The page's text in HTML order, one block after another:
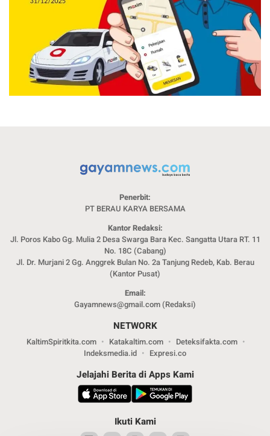
Penerbit:
PT BERAU KARYA BERSAMA
Kantor Redaksi:
Jl. Poros Kabo Gg. Mulia 2 Desa Swarga Bara Kec. Sangatta Utara RT. 11
No. 18C (Cabang)
Jl. Dr. Murjani 2 Gg. Anggrek Bulan No. 2a Tanjung Redeb, Kab. Berau
(Kantor Pusat)
Email:
Gayamnews@gmail.com (Redaksi)
NETWORK
KaltimSpiritkita.com Katakaltim.com
Deteksifakta.com
Indeksmedia.id
Expresi.co
Jelajahi Berita di Apps Kami
Ikuti Kami